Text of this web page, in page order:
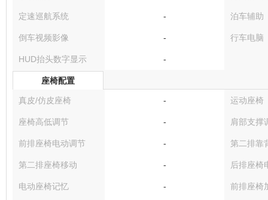
定速巡航系统 - 泊车辅助
倒车视频影像 - 行车电脑
HUD抬头数字显示 -
座椅配置
真皮/仿皮座椅 - 运动座椅
座椅高低调节 - 肩部支撑
前排座椅电动调节 - 第二排靠
第二排座椅移动 - 后排座椅
电动座椅记忆 - 前排座椅